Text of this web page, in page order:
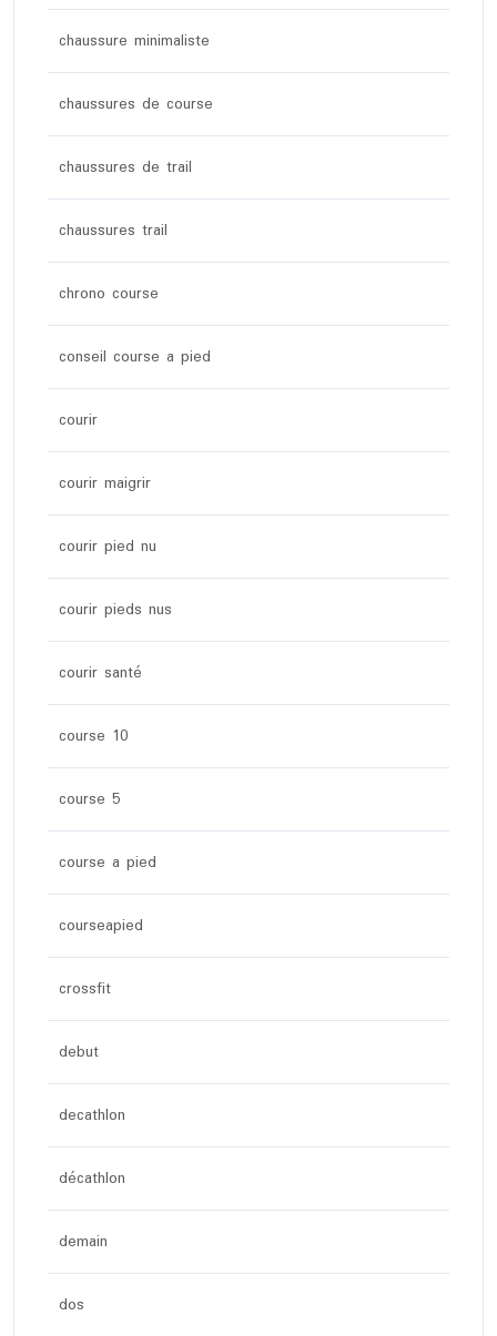
chaussure minimaliste
chaussures de course
chaussures de trail
chaussures trail
chrono course
conseil course a pied
courir
courir maigrir
courir pied nu
courir pieds nus
courir santé
course 10
course 5
course a pied
courseapied
crossfit
debut
decathlon
décathlon
demain
dos